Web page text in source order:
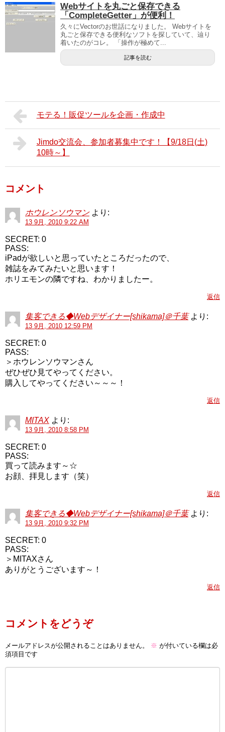
Webサイトを丸ごと保存できる
「CompleteGetter」が便利！
久々にVectorのお世話になりました。 Webサイトを
丸ごと保存できる便利なソフトを探していて、辿り
着いたのがコレ。 「操作が極めて...
記事を読む
モテる！販促ツールを企画・作成中
Jimdo交流会、参加者募集中です！【9/18日(土)
10時～】
コメント
ホウレンソウマン より:
13 9月, 2010 9:22 AM
SECRET: 0
PASS:
iPadが欲しいと思っていたところだったので、
雑誌をみてみたいと思います！
ホリエモンの隣ですね、わかりましたー。
返信
集客できる◆Webデザイナー[shikama]＠千葉 より:
13 9月, 2010 12:59 PM
SECRET: 0
PASS:
＞ホウレンソウマンさん
ぜひぜひ見てやってください。
購入してやってください～～～！
返信
MITAX より:
13 9月, 2010 8:58 PM
SECRET: 0
PASS:
買って読みます～☆
お顔、拝見します（笑）
返信
集客できる◆Webデザイナー[shikama]＠千葉 より:
13 9月, 2010 9:32 PM
SECRET: 0
PASS:
＞MITAXさん
ありがとうございます～！
返信
コメントをどうぞ
メールアドレスが公開されることはありません。 ※ が付いている欄は必
須項目です